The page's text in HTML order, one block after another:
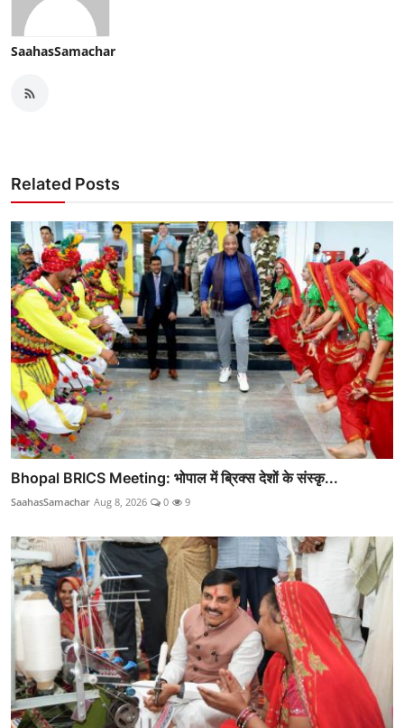
SaahasSamachar
Related Posts
Bhopal BRICS Meeting: भोपाल में ब्रिक्स देशों के संस्कृ...
SaahasSamachar Aug 8, 2026 0 9